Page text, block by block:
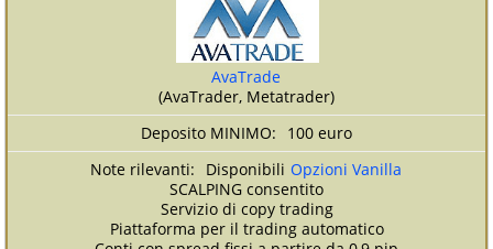
AvaTrade
(AvaTrader, Metatrader)
100 euro
Disponibili Opzioni Vanilla
SCALPING consentito
Servizio di copy trading
Piattaforma per il trading automatico